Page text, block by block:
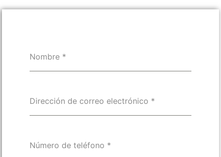
Nombre *
Dirección de correo electrónico *
Número de teléfono *